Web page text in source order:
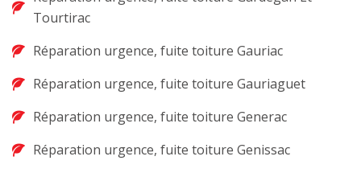
Tourtirac
Réparation urgence, fuite toiture Gauriac
Réparation urgence, fuite toiture Gauriaguet
Réparation urgence, fuite toiture Generac
Réparation urgence, fuite toiture Genissac